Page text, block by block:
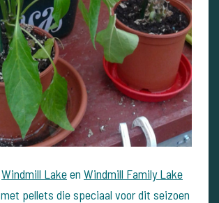
Windmill Lakeen Windmill Family Lake
pellets die speciaal voor dit seizoen